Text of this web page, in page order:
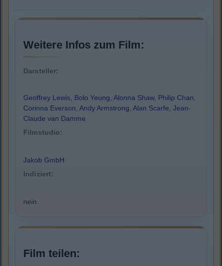
Weitere Infos zum Film:
Darsteller:
Geoffrey Lewis, Bolo Yeung, Alonna Shaw, Philip Chan,
Corinna Everson, Andy Armstrong, Alan Scarfe, Jean-
Claude van Damme
Filmstudio:
Jakob GmbH
Indiziert:
nein
Film teilen: